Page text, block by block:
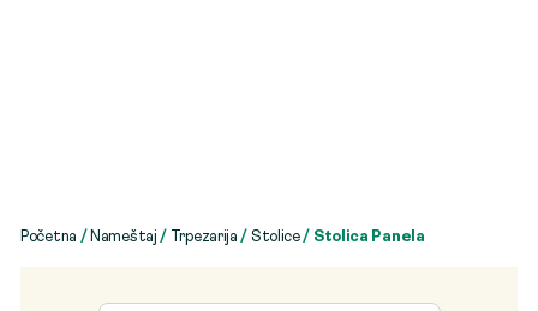
Početna / Nameštaj / Trpezarija / Stolice/ Stolica Panela